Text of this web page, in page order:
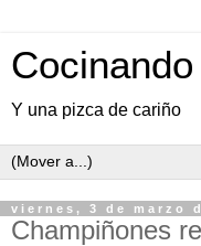
Y una pizca de cariño
viernes, 3 de marzo
Champiñones